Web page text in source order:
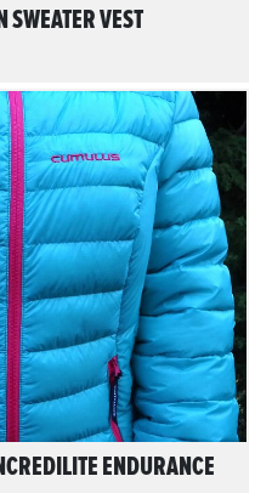
SWEATER VEST
ENDURANCE